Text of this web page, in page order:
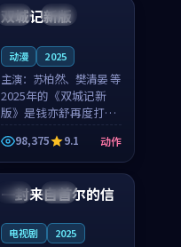
部影片在悬念与温度
中国 独播
双城记新版
动漫 2025
主演： 苏柏然、樊清晏 等
2025年的《双城记新
版》是钱亦舒再度打磨
的动作佳作。中国大陆
的取景与沙漠探险的氛
围相互成就，苏柏然与
樊清晏的对手戏自然克
制，让整部影片在悬念
98,375 9.1 动作
韩国 热播
一封来自首尔的信
电视剧 2025